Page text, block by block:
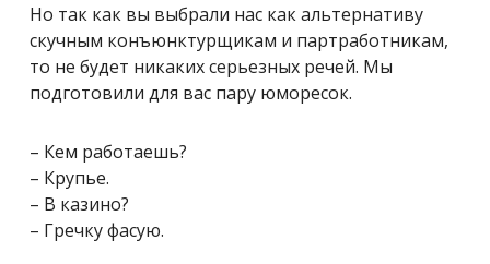
Но так как вы выбрали нас как альтернативу
скучным конъюнктурщикам и партработникам,
то не будет никаких серьезных речей. Мы
подготовили для вас пару юморесок.
– Кем работаешь?
– Крупье.
– В казино?
– Гречку фасую.